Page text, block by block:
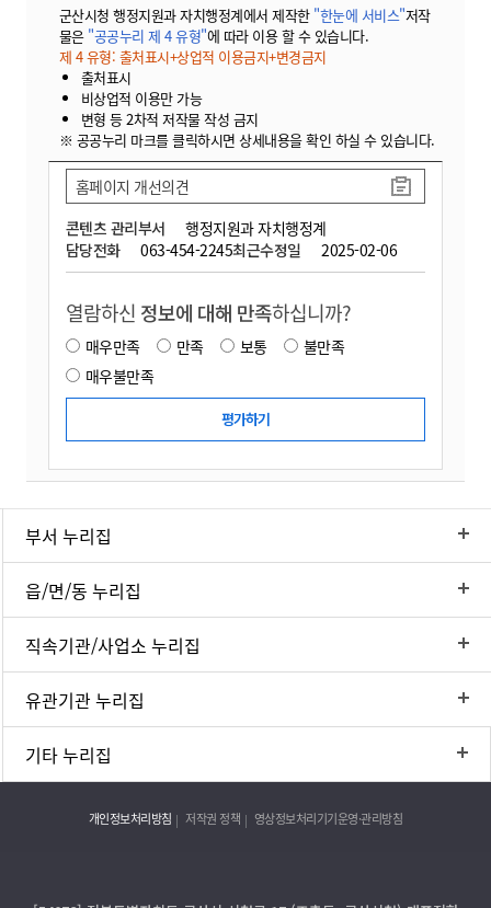
군산시청 행정지원과 자치행정계에서 제작한 "한눈에 서비스"저작
물은 "공공누리 제 4 유형"에 따라 이용 할 수 있습니다.
제 4 유형: 출처표시+상업적 이용금지+변경금지
출처표시
비상업적 이용만 가능
변형 등 2차적 저작물 작성 금지
※ 공공누리 마크를 클릭하시면 상세내용을 확인 하실 수 있습니다.
콘텐츠 관리부서
행정지원과 자치행정계
담당전화
063-454-2245최근수정일 2025-02-06
홈페이지 개선의견
열람하신 정보에 대해 만족하십니까?
매우만족 만족 보통
불만족
매우불만족
부서 누리집
읍/면/동 누리집
직속기관/사업소 누리집
유관기관 누리집
기타 누리집
개인정보처리방침 저작권 정책 영상정보처리기기운영·관리방침